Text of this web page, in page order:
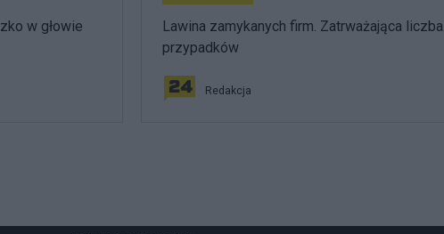
w głowie
Lawina zamykanych firm. Zatrważająca liczba
przypadków
Redakcja